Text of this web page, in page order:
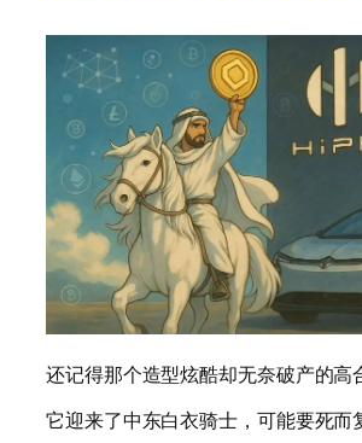
还记得那个造型炫酷却无奈破产的高
它迎来了中东白衣骑士，可能要死而